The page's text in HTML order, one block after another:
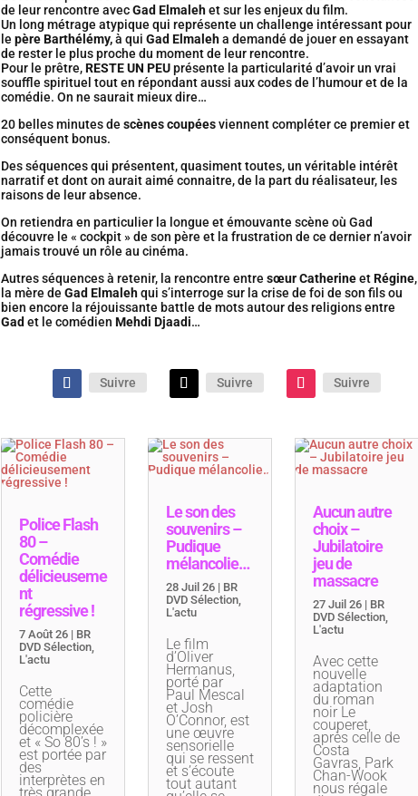
de leur rencontre avecGad Elmalehet sur les enjeux du film.
Un long métrage atypique qui représente un challenge intéressant pour
le père Barthélémy,à qui Gad Elmaleha demandé de jouer en essayant
de rester le plus proche du moment de leur rencontre.
Pour le prêtre,RESTE UN PEUprésente la particularité d’avoir un vrai
souffle spirituel tout en répondant aussi aux codes de l’humour et de la
comédie. On ne saurait mieux dire…
20 belles minutes de scènes coupéesviennent compléter ce premier et
conséquent bonus.
Des séquences qui présentent, quasiment toutes, un véritable intérêt
narratif et dont on aurait aimé connaitre, de la part du réalisateur, les
raisons de leur absence.
On retiendra en particulier la longue et émouvante scène où Gad
découvre le « cockpit » de son père et la frustration de ce dernier n’avoir
jamais trouvé un rôle au cinéma.
Autres séquences à retenir, la rencontre entre sœur CatherineetRégine,
la mère de Gad Elmalehqui s’interroge sur la crise de foi de son fils ou
bien encore la réjouissante battle de mots autour des religions entre
Gad et le comédien Mehdi Djaadi…
Suivre Suivre Suivre
Police Flash
80 –
Comédie
délicieuseme
nt
régressive !
7 Août 26| BR
DVD Sélection,
L'actu
Cette
comédie
policière
décomplexée
et « So 80’s ! »
est portée par
des
interprètes en
Le son des
souvenirs –
Pudique
mélancolie…
28 Juil 26 | BR
DVD Sélection
L'actu
Le film
d’Oliver
Hermanus,
porté par
Paul Mescal
et Josh
O’Connor, est
une œuvre
sensorielle
qui se ressent
et s’écoute
tout autant
Aucun autre
choix –
Jubilatoire
jeu de
massacre
27 Juil 26 | BR
DVD Sélection
L'actu
Avec cette
nouvelle
adaptation
du roman
noir Le
couperet,
après celle de
Costa
Gavras, Park
Chan-Wook
nous régale